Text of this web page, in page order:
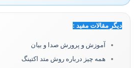
دیگر مقالات مفید :
آموزش و پرورش صدا و بیان
همه چیز درباره روش متد اکتینگ